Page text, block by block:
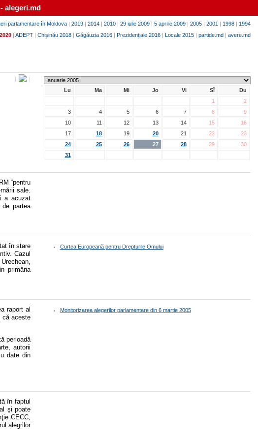
alegeri.md
parlamentare în Moldova | 2019 | 2014 | 2010 | 29 iulie 2009 | 5 aprilie 2009 | 2005 | 2001 | 1998 | 1994
| ADEPT | Chişinău 2018 | Găgăuzia 2016 | Prezidenţiale 2016 | Locale 2015 | partide.md | avere.md
| |
Lu Ma Mi Jo Vi Sî
Du
1
2
3
4 5 6 7 8
9
10
11 12 13 14 15
16
17
18 19 20 21 22
23
24
25 26 27 28 29
30
31
“pentru
sale.
a acuzat
partea
în stare
Cazul
primăria
Curtea Europeană pentru Drepturile Omului
raport al
că aceste
perioadă
autorii
date din
Monitorizarea alegerilor parlamentare din 6 martie 2005
în faptul
şi poate
CECC,
alegrilor